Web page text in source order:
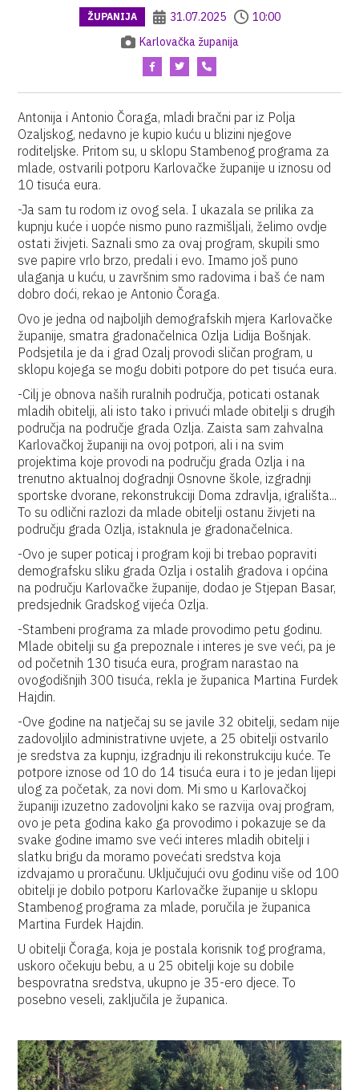
ŽUPANIJA 31.07.2025
10:00
Karlovačka županija
Antonija i Antonio Čoraga, mladi bračni par iz Polja
Ozaljskog, nedavno je kupio kuću u blizini njegove
roditeljske. Pritom su, u sklopu Stambenog programa za
mlade, ostvarili potporu Karlovačke županije u iznosu od
10 tisuća eura.
-Ja sam tu rodom iz ovog sela. I ukazala se prilika za
kupnju kuće i uopće nismo puno razmišljali, želimo ovdje
ostati živjeti. Saznali smo za ovaj program, skupili smo
sve papire vrlo brzo, predali i evo. Imamo još puno
ulaganja u kuću, u završnim smo radovima i baš će nam
dobro doći, rekao je Antonio Čoraga.
Ovo je jedna od najboljih demografskih mjera Karlovačke
županije, smatra gradonačelnica Ozlja Lidija Bošnjak.
Podsjetila je da i grad Ozalj provodi sličan program, u
sklopu kojega se mogu dobiti potpore do pet tisuća eura.
-Cilj je obnova naših ruralnih područja, poticati ostanak
mladih obitelji, ali isto tako i privući mlade obitelji s drugih
područja na područje grada Ozlja. Zaista sam zahvalna
Karlovačkoj županiji na ovoj potpori, ali i na svim
projektima koje provodi na području grada Ozlja i na
trenutno aktualnoj dogradnji Osnovne škole, izgradnji
sportske dvorane, rekonstrukciji Doma zdravlja, igrališta...
To su odlični razlozi da mlade obitelji ostanu živjeti na
području grada Ozlja, istaknula je gradonačelnica.
-Ovo je super poticaj i program koji bi trebao popraviti
demografsku sliku grada Ozlja i ostalih gradova i općina
na području Karlovačke županije, dodao je Stjepan Basar,
predsjednik Gradskog vijeća Ozlja.
-Stambeni programa za mlade provodimo petu godinu.
Mlade obitelji su ga prepoznale i interes je sve veći, pa je
od početnih 130 tisuća eura, program narastao na
ovogodišnjih 300 tisuća, rekla je županica Martina Furdek
Hajdin.
-Ove godine na natječaj su se javile 32 obitelji, sedam nije
zadovoljilo administrativne uvjete, a 25 obitelji ostvarilo
je sredstva za kupnju, izgradnju ili rekonstrukciju kuće. Te
potpore iznose od 10 do 14 tisuća eura i to je jedan lijepi
ulog za početak, za novi dom. Mi smo u Karlovačkoj
županiji izuzetno zadovoljni kako se razvija ovaj program,
ovo je peta godina kako ga provodimo i pokazuje se da
svake godine imamo sve veći interes mladih obitelji i
slatku brigu da moramo povećati sredstva koja
izdvajamo u proračunu. Uključujući ovu godinu više od 100
obitelji je dobilo potporu Karlovačke županije u sklopu
Stambenog programa za mlade, poručila je županica
Martina Furdek Hajdin.
U obitelji Čoraga, koja je postala korisnik tog programa,
uskoro očekuju bebu, a u 25 obitelji koje su dobile
bespovratna sredstva, ukupno je 35-ero djece. To
posebno veseli, zaključila je županica.